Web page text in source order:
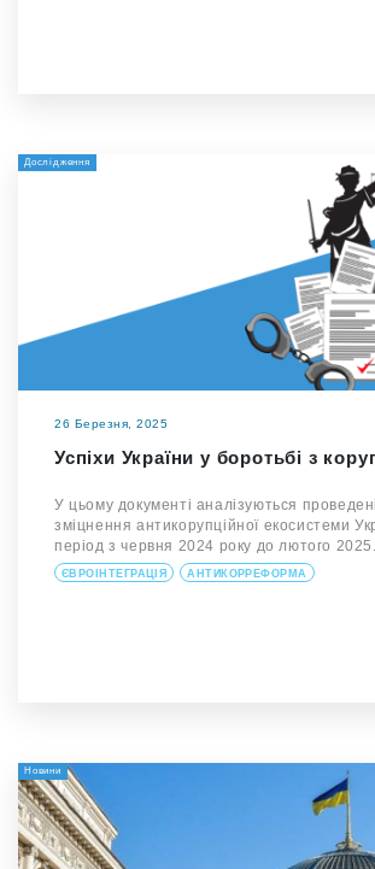
Дослідження
26 Березня, 2025
Успіхи України у боротьбі з
У цьому документі аналізуються
зміцнення антикорупційної екосистеми
період з червня 2024 року до лютого 2025.
ЄВРОІНТЕГРАЦІЯ АНТИКОРРЕФОРМА
Новини